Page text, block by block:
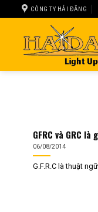
to
CÔNG TY HẢI ĐĂNG
GFRC và GRC là
06/08/2014
G.F.R.C là thuật